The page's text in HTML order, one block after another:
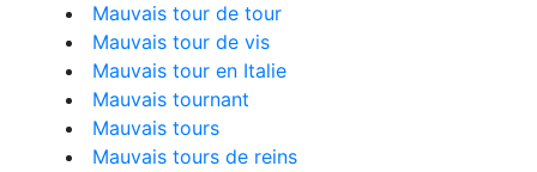
Mauvais tour de tour
Mauvais tour de vis
Mauvais tour en Italie
Mauvais tournant
Mauvais tours
Mauvais tours de reins